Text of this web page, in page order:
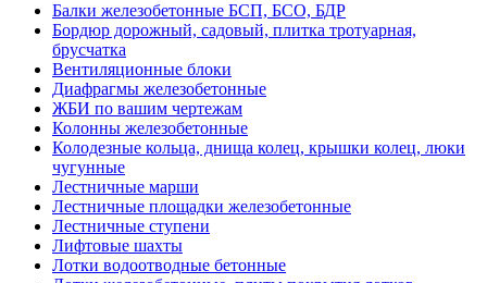
Балки железобетонные БСП, БСО, БДР
Бордюр дорожный, садовый, плитка тротуарная,
брусчатка
Вентиляционные блоки
Диафрагмы железобетонные
ЖБИ по вашим чертежам
Колонны железобетонные
Колодезные кольца, днища колец, крышки колец, люки
чугунные
Лестничные марши
Лестничные площадки железобетонные
Лестничные ступени
Лифтовые шахты
Лотки водоотводные бетонные